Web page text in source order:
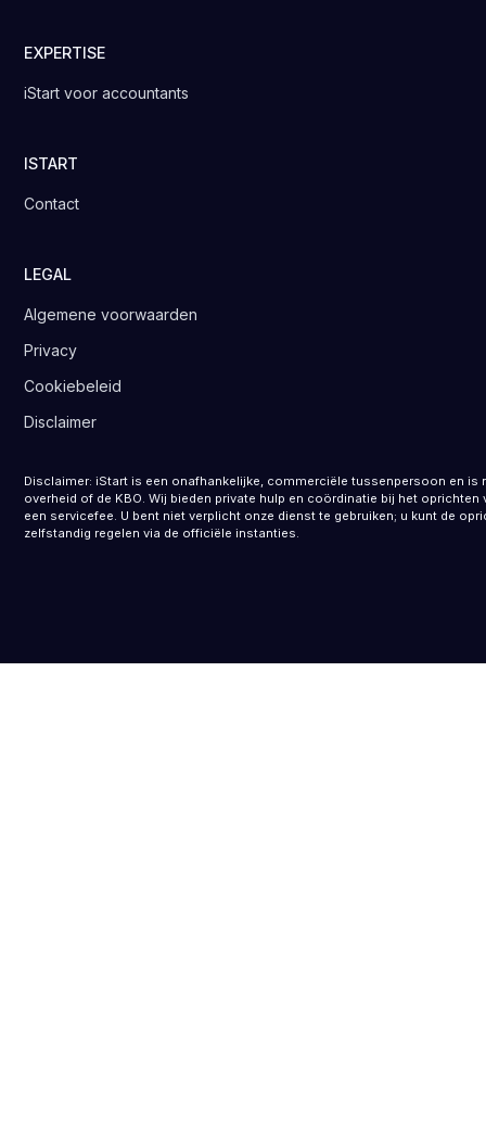
EXPERTISE
iStart voor accountants
ISTART
Contact
LEGAL
Algemene voorwaarden
Privacy
Cookiebeleid
Disclaimer
Disclaimer: iStart is een onafhankelijke, commerciële tussenpersoon en is
overheid of de KBO. Wij bieden private hulp en coördinatie bij het
een servicefee. U bent niet verplicht onze dienst te gebruiken; u kunt de
zelfstandig regelen via de officiële instanties.